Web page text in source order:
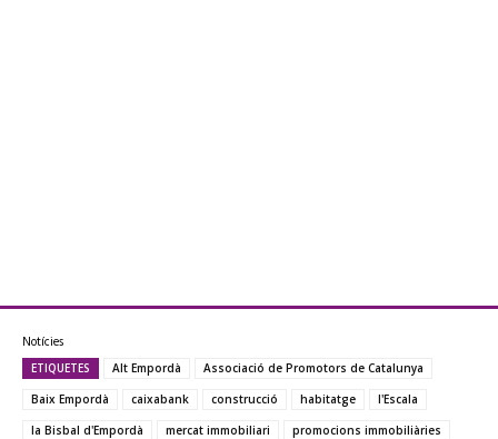
Notícies
ETIQUETES Alt Empordà
Associació de Promotors de Catalunya
Baix Empordà
caixabank construcció habitatge
l'Escala
la Bisbal d'Empordà
mercat immobiliari promocions immobiliàries